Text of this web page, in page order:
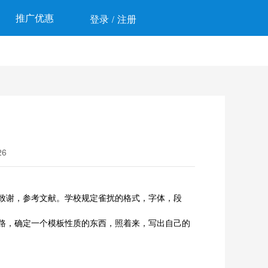
推广优惠 登录 / 注册
，参考文献。学校规定雀扰的格式，字体，段
确定一个模板性质的东西，照着来，写出自己的